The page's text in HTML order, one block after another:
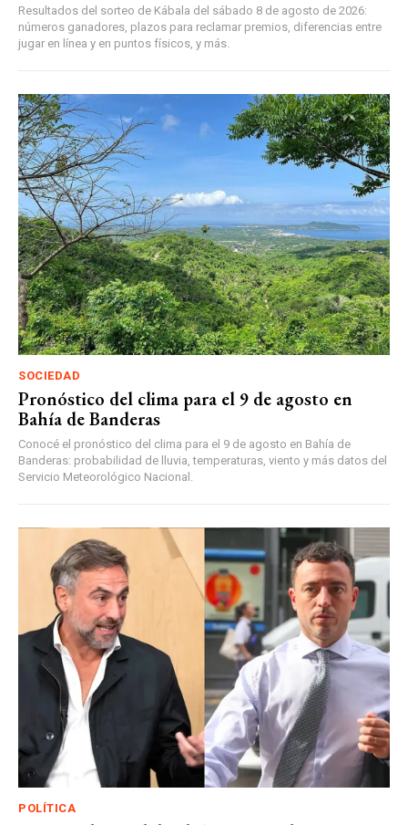
Resultados del sorteo de Kábala del sábado 8 de agosto de 2026:
números ganadores, plazos para reclamar premios, diferencias entre
jugar en línea y en puntos físicos, y más.
SOCIEDAD
Pronóstico del clima para el 9 de agosto en
Bahía de Banderas
Conocé el pronóstico del clima para el 9 de agosto en Bahía de
Banderas: probabilidad de lluvia, temperaturas, viento y más datos del
Servicio Meteorológico Nacional.
POLÍTICA